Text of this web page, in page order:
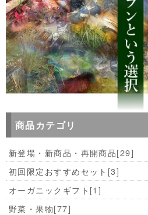
商品カテゴリ
新登場・新商品・再開商品[29]
初回限定おすすめセット [3]
オーガニックギフト [1]
野菜・果物[77]